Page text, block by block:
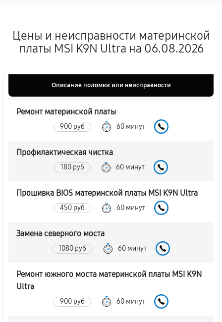
Цены и неисправности материнской
платы MSI K9N Ultra на 06.08.2026
Описание поломки или неисправности
Ремонт материнской платы
900 руб 60 минут
Профилактическая чистка
180 руб 60 минут
Прошивка BIOS материнской платы MSI K9N Ultra
450 руб 60 минут
Замена северного моста
1080 руб 60 минут
Ремонт южного моста материнской платы MSI K9N
Ultra
900 руб 60 минут